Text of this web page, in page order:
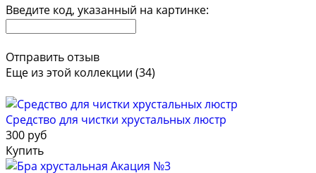
Введите код, указанный на картинке:
Отправить отзыв
Еще из этой коллекции (34)
Средство для чистки хрустальных люстр
300 руб
Купить